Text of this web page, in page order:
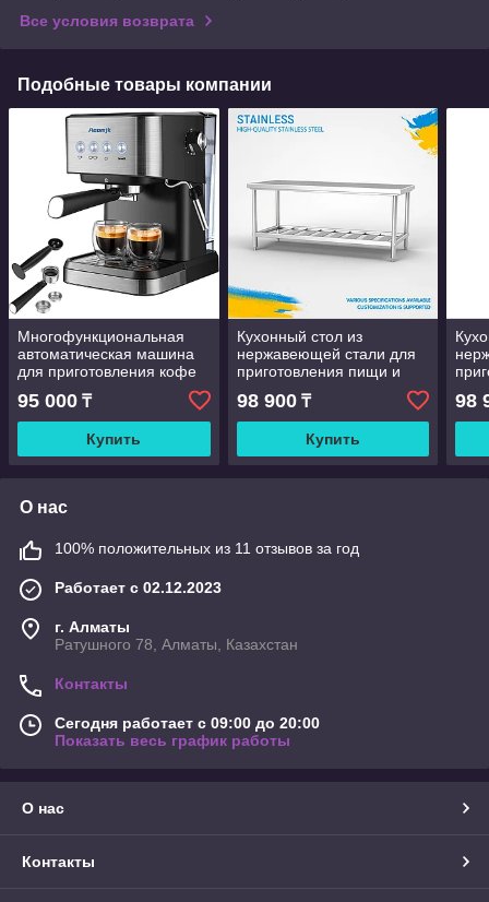
Все условия возврата
Подобные товары компании
Многофункциональная
автоматическая машина
для приготовления кофе
из нержавеющей стали,
электрическая машина
для приготовления чаше
95 000 ₸
Купить
Кухонный стол из
нержавеющей стали для
приготовления пищи и
использования в
ресторане
98 900₸
Купить
98
О нас
100% положительных из 11 отзывов за год
Работает с 02.12.2023
г. Алматы
Ратушного 78, Алматы, Казахстан
Контакты
Сегодня работает с 09:00 до 20:00
Показать весь график работы
О нас
Контакты